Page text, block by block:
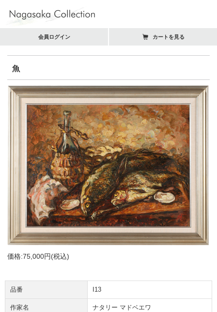
会員ログイン カートを見る
魚
価格:75,000円(税込)
品番 I13
作家名 ナタリー マドベエワ